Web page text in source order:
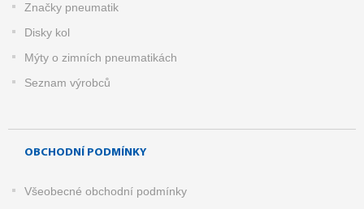
Značky pneumatik
Disky kol
Mýty o zimních pneumatikách
Seznam výrobců
OBCHODNÍ PODMÍNKY
Všeobecné obchodní podmínky